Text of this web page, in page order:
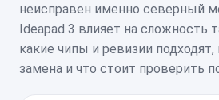
неисправен именно северный
Ideapad 3 влияет на сложность
какие чипы и ревизии подходят,
замена и что стоит проверить